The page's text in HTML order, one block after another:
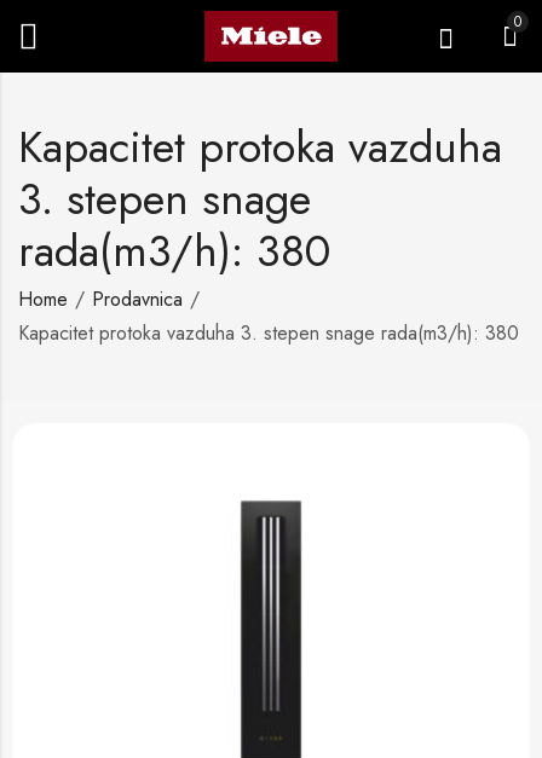
0
Kapacitet protoka vazduha
3. stepen snage
rada(m3/h): 380
Home
Prodavnica
Kapacitet protoka vazduha 3. stepen snage rada(m3/h): 380